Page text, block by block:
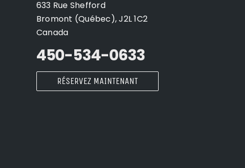
633 Rue Shefford
Bromont (Québec), J2L 1C2
Canada
450-534-0633
RÉSERVEZ MAINTENANT